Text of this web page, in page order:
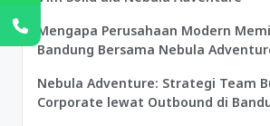
Mengapa Perusahaan Modern
Bandung Bersama Nebula
Nebula Adventure: Strategi Team
Corporate lewat Outbound di